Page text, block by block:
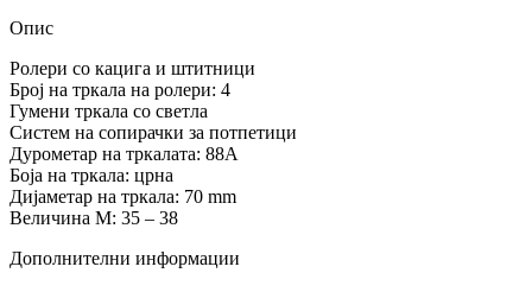
Опис
Ролери со кацига и штитници
Број на тркала на ролери: 4
Гумени тркала со светла
Систем на сопирачки за потпетици
Дурометар на тркалата: 88А
Боја на тркала: црна
Дијаметар на тркала: 70 mm
Величина М: 35 – 38
Дополнителни информации